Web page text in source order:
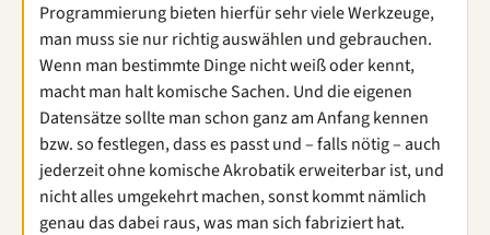
Programmierung bieten hierfür sehr viele Werkzeuge,
man muss sie nur richtig auswählen und gebrauchen.
Wenn man bestimmte Dinge nicht weiß oder kennt,
macht man halt komische Sachen. Und die eigenen
Datensätze sollte man schon ganz am Anfang kennen
bzw. so festlegen, dass es passt und – falls nötig – auch
jederzeit ohne komische Akrobatik erweiterbar ist, und
nicht alles umgekehrt machen, sonst kommt nämlich
genau das dabei raus, was man sich fabriziert hat.